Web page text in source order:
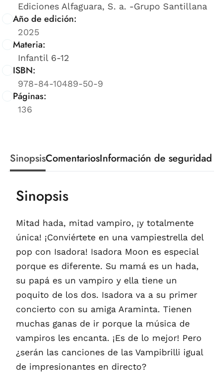
Ediciones Alfaguara, S. a. -Grupo Santillana
Año de edición:
2025
Materia:
Infantil 6-12
ISBN:
978-84-10489-50-9
Páginas:
136
SinopsisComentariosInformación de seguridad
Sinopsis
Mitad hada, mitad vampiro, ¡y totalmente
única! ¡Conviértete en una vampiestrella del
pop con Isadora! Isadora Moon es especial
porque es diferente. Su mamá es un hada,
su papá es un vampiro y ella tiene un
poquito de los dos. Isadora va a su primer
concierto con su amiga Araminta. Tienen
muchas ganas de ir porque la música de
vampiros les encanta. ¡Es de lo mejor! Pero
¿serán las canciones de las Vampibrilli igual
de impresionantes en directo?